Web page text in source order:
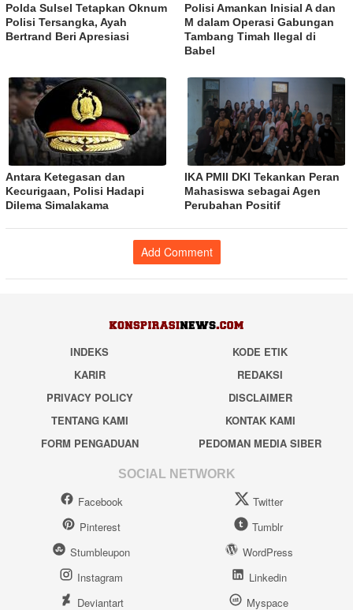
Polda Sulsel Tetapkan Oknum
Polisi Tersangka, Ayah
Bertrand Beri Apresiasi
Polisi Amankan Inisial A dan
M dalam Operasi Gabungan
Tambang Timah Ilegal di
Babel
Antara Ketegasan dan
Kecurigaan, Polisi Hadapi
Dilema Simalakama
IKA PMII DKI Tekankan Peran
Mahasiswa sebagai Agen
Perubahan Positif
Add Comment
INDEKS
KODE ETIK
KARIR
REDAKSI
PRIVACY POLICY
DISCLAIMER
TENTANG KAMI
KONTAK KAMI
FORM PENGADUAN
PEDOMAN MEDIA SIBER
SOCIAL NETWORK
Facebook
Twitter
Pinterest
Tumblr
Stumbleupon
WordPress
Instagram
Linkedin
Deviantart
Myspace